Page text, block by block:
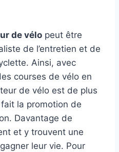
de vélo peut être
de l’entretien et de
Ainsi, avec
courses de vélo en
de vélo est de plus
la promotion de
Davantage de
et y trouvent une
leur vie. Pour